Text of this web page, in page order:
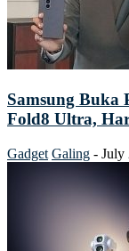
Samsung Buka
Fold8 Ultra,
Gadget Galing - July